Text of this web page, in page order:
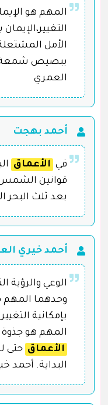
المهم هو
الأمل
ببصيص شمعة
العمري
أحمد بهجت
في الأعماق
قوانين
بعد ثلث البحر
أحمد خيري
الوعي والرؤية
وحدهما المهم
بإمكانية
المهم هو
الأعماق حتى
البداية. أحمد